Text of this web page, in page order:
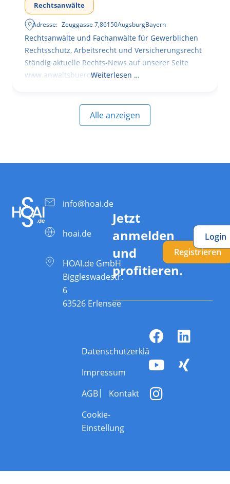
Rechtsanwälte
Adresse: Zeuggasse 7,86150AugsburgBayern
Rechtsanwälte und Fachanwälte für Gewerblichen
Rechtsschutz, Arbeitsrecht und Versicherungsrecht
Ständig aktuelle Rechts-News auf unserer Seite
www.anwaltsbuero47.deWeiterlesen …
Alle anzeigen
info@hoai.de
hoai.de
HOAI.de GmbH
Biggleswadestr.
6
63526 Erlensee
Jetzt
anmelden
und
profitieren.
Registrieren
Login
Datenschutzerklärung
Impressum
AGB
Kontakt
Cookie-
Einstellung